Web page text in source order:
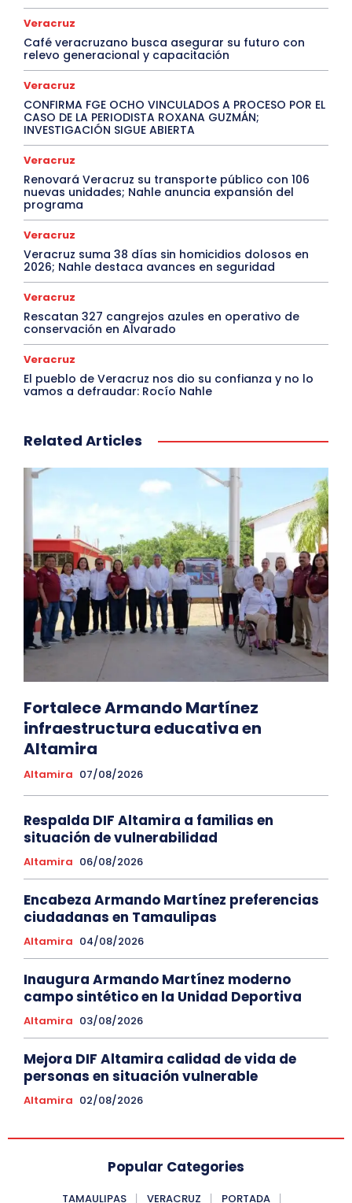
Veracruz
Café veracruzano busca asegurar su futuro con
relevo generacional y capacitación
Veracruz
CONFIRMA FGE OCHO VINCULADOS A PROCESO POR EL
CASO DE LA PERIODISTA ROXANA GUZMÁN;
INVESTIGACIÓN SIGUE ABIERTA
Veracruz
Renovará Veracruz su transporte público con 106
nuevas unidades; Nahle anuncia expansión del
programa
Veracruz
Veracruz suma 38 días sin homicidios dolosos en
2026; Nahle destaca avances en seguridad
Veracruz
Rescatan 327 cangrejos azules en operativo de
conservación en Alvarado
Veracruz
El pueblo de Veracruz nos dio su confianza y no lo
vamos a defraudar: Rocío Nahle
Related Articles
Fortalece Armando Martínez
infraestructura educativa en
Altamira
Altamira 07/08/2026
Respalda DIF Altamira a familias en
situación de vulnerabilidad
Altamira 06/08/2026
Encabeza Armando Martínez preferencias
ciudadanas en Tamaulipas
Altamira 04/08/2026
Inaugura Armando Martínez moderno
campo sintético en la Unidad Deportiva
Altamira 03/08/2026
Mejora DIF Altamira calidad de vida de
personas en situación vulnerable
Altamira 02/08/2026
Popular Categories
TAMAULIPAS VERACRUZ PORTADA